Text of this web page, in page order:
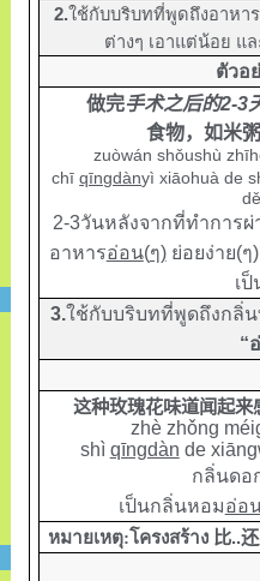
2.ใช้กับบริบทที่พูดถึงอาหา
ต่างๆ เอาแต่น้อย
ตัวอ
做完手术之后的2-3
食物，如米
zuòwán shǒushù
chīqīngdànyì xiāohuà de
2-3วันหลังจากที่ทำการผ่
อาหารอ่อน(ๆ)ย่อยง่าย(ๆ)
เ
3.ใช้กับบริบทที่พูดถึงกลิ่
“
这种玫瑰花味道闻起来
zhè zhǒng
shì qīngdàn de
กลิ่นดอ
เป็นกลิ่นหอมอ่อ
หมายเหตุ:โครงสร้าง 比..